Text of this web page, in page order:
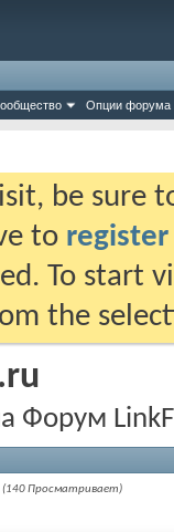
Опции форума
be sure
to register
To start
the
Форум
(140 Просматривает)